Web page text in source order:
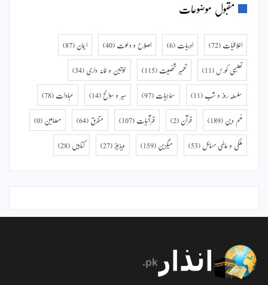
مقبول موضوعات
اخلاقیات (72) ادبیات (6) اصلاح و دعوت (40) ایمان (87)
تعلیمی کورس (11) تعمیر شخصیت (115) خواتین و خانہ داری (34)
سلسلہ روز و شب (11) سماجیات (97) سیر و سوانح (14) عبادات (78)
فہم دین (189) قرآن (2) قرآنیات (107) متفرق (64) مضامین (0)
ملکی و عالمی مسائل (53) میگزین (159) ویڈیوز (27) کتابیں (28)